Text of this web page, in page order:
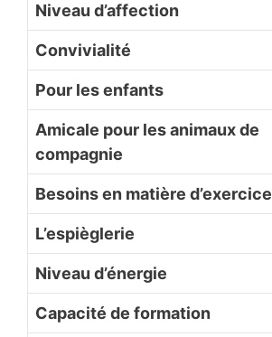
Niveau d’affection
Convivialité
Pour les enfants
Amicale pour les animaux de
compagnie
Besoins en matière d’exercice
L’espièglerie
Niveau d’énergie
Capacité de formation